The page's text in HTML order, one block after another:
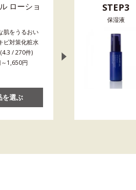
ローショ
肌をうるおい
ビ対策化粧水
(4.3 / 270件)
1,650円
を選ぶ
STEP3
保湿液